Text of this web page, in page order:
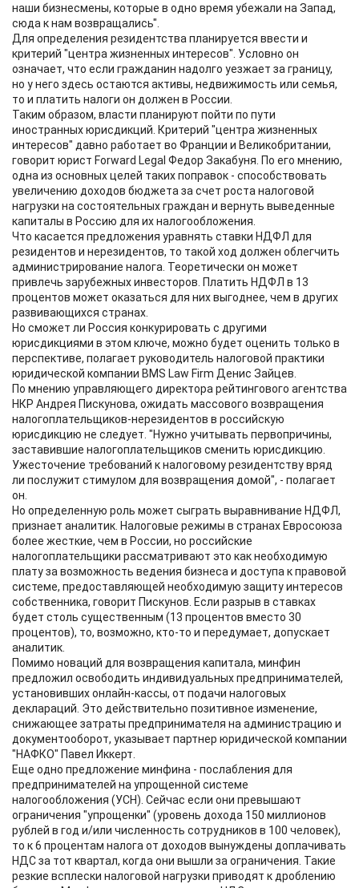
наши бизнесмены, которые в одно время убежали на Запад,
сюда к нам возвращались".
Для определения резидентства планируется ввести и
критерий "центра жизненных интересов". Условно он
означает, что если гражданин надолго уезжает за границу,
но у него здесь остаются активы, недвижимость или семья,
то и платить налоги он должен в России.
Таким образом, власти планируют пойти по пути
иностранных юрисдикций. Критерий "центра жизненных
интересов" давно работает во Франции и Великобритании,
говорит юрист Forward Legal Федор Закабуня. По его мнению,
одна из основных целей таких поправок - способствовать
увеличению доходов бюджета за счет роста налоговой
нагрузки на состоятельных граждан и вернуть выведенные
капиталы в Россию для их налогообложения.
Что касается предложения уравнять ставки НДФЛ для
резидентов и нерезидентов, то такой ход должен облегчить
администрирование налога. Теоретически он может
привлечь зарубежных инвесторов. Платить НДФЛ в 13
процентов может оказаться для них выгоднее, чем в других
развивающихся странах.
Но сможет ли Россия конкурировать с другими
юрисдикциями в этом ключе, можно будет оценить только в
перспективе, полагает руководитель налоговой практики
юридической компании BMS Law Firm Денис Зайцев.
По мнению управляющего директора рейтингового агентства
НКР Андрея Пискунова, ожидать массового возвращения
налогоплательщиков-нерезидентов в российскую
юрисдикцию не следует. "Нужно учитывать первопричины,
заставившие налогоплательщиков сменить юрисдикцию.
Ужесточение требований к налоговому резидентству вряд
ли послужит стимулом для возвращения домой", - полагает
он.
Но определенную роль может сыграть выравнивание НДФЛ,
признает аналитик. Налоговые режимы в странах Евросоюза
более жесткие, чем в России, но российские
налогоплательщики рассматривают это как необходимую
плату за возможность ведения бизнеса и доступа к правовой
системе, предоставляющей необходимую защиту интересов
собственника, говорит Пискунов. Если разрыв в ставках
будет столь существенным (13 процентов вместо 30
процентов), то, возможно, кто-то и передумает, допускает
аналитик.
Помимо новаций для возвращения капитала, минфин
предложил освободить индивидуальных предпринимателей,
установивших онлайн-кассы, от подачи налоговых
деклараций. Это действительно позитивное изменение,
снижающее затраты предпринимателя на администрацию и
документооборот, указывает партнер юридической компании
"НАФКО" Павел Иккерт.
Еще одно предложение минфина - послабления для
предпринимателей на упрощенной системе
налогообложения (УСН). Сейчас если они превышают
ограничения "упрощенки" (уровень дохода 150 миллионов
рублей в год и/или численность сотрудников в 100 человек),
то к 6 процентам налога от доходов вынуждены доплачивать
НДС за тот квартал, когда они вышли за ограничения. Такие
резкие всплески налоговой нагрузки приводят к дроблению